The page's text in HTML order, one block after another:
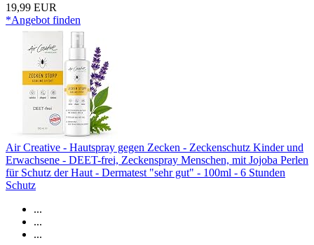
19,99 EUR
*Angebot finden
Air Creative - Hautspray gegen Zecken - Zeckenschutz Kinder und
Erwachsene - DEET-frei, Zeckenspray Menschen, mit Jojoba Perlen
für Schutz der Haut - Dermatest "sehr gut" - 100ml - 6 Stunden
Schutz
...
...
...